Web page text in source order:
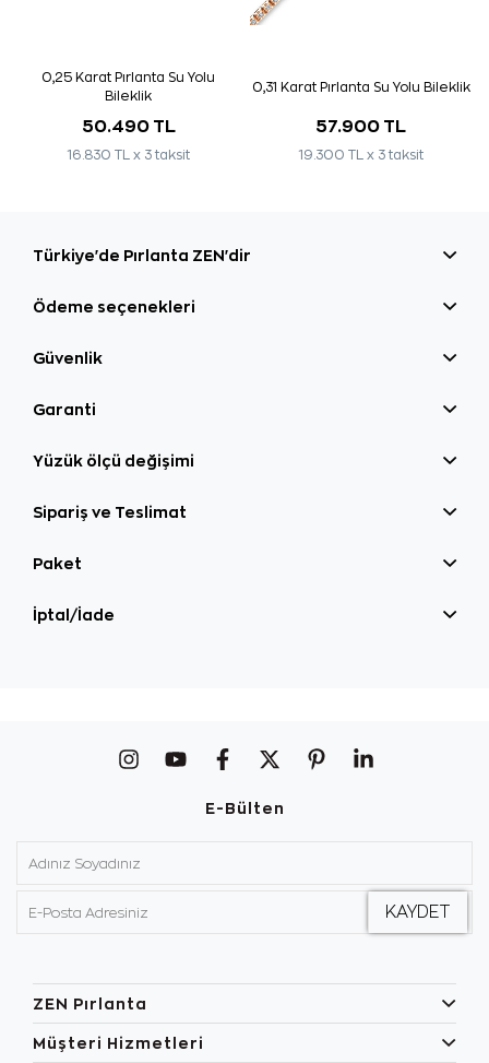
0,25 Karat Pırlanta Su Yolu
Bileklik
50.490 TL
16.830 TL x 3 taksit
0,31 Karat Pırlanta Su Yolu Bileklik
57.900 TL
19.300 TL x 3 taksit
Türkiye'de Pırlanta ZEN'dir
Ödeme seçenekleri
Güvenlik
Garanti
Yüzük ölçü değişimi
Sipariş ve Teslimat
Paket
İptal/İade
E-Bülten
ZEN Pırlanta
Müşteri Hizmetleri